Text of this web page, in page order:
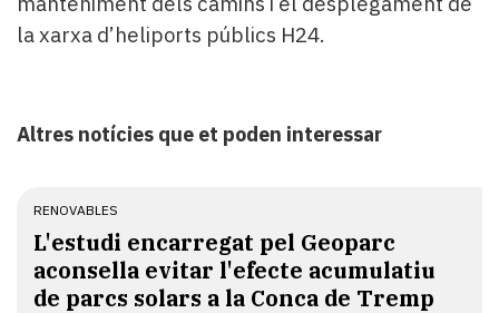
la xarxa d’heliports públics H24.
Altres notícies que et poden interessar
RENOVABLES
L'estudi encarregat pel Geoparc
aconsella evitar l'efecte acumulatiu
de parcs solars a la Conca de Tremp